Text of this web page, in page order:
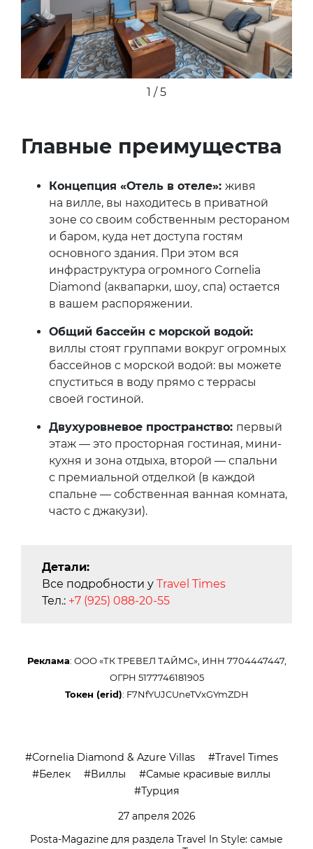
1 / 5
Главные преимущества
Концепция «Отель в отеле»: живя
на вилле, вы находитесь в приватной
зоне со своим собственным рестораном
и баром, куда нет доступа гостям
основного здания. При этом вся
инфраструктура огромного Cornelia
Diamond (аквапарки, шоу, спа) остается
в вашем распоряжении.
Общий бассейн с морской водой:
виллы стоят группами вокруг огромных
бассейнов с морской водой: вы можете
спуститься в воду прямо с террасы
своей гостиной.
Двухуровневое пространство: первый
этаж — это просторная гостиная, мини-
кухня и зона отдыха, второй — спальни
с премиальной отделкой (в каждой
спальне — собственная ванная комната,
часто с джакузи).
Детали:
Все подробности у Travel Times
Тел.: +7 (925) 088-20-55
Реклама: ООО «ТК ТРЕВЕЛ ТАЙМС», ИНН 7704447447,
ОГРН 5177746181905
Токен (erid): F7NfYUJCUneTVxGYmZDH
Cornelia Diamond & Azure Villas
Travel Times
Белек
Виллы
Самые красивые виллы
Турция
27 апреля 2026
Posta-Magazine для раздела Travel In Style: самые